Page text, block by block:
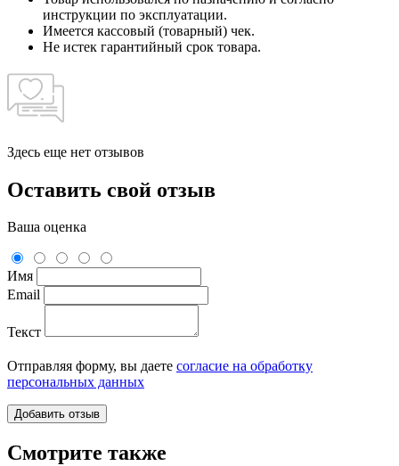
инструкции по эксплуатации.
Имеется кассовый (товарный) чек.
Не истек гарантийный срок товара.
Здесь еще нет отзывов
Оставить свой отзыв
Ваша оценка
Имя
Email
Текст
Отправляя форму, вы даете согласие на обработку
персональных данных
Смотрите также